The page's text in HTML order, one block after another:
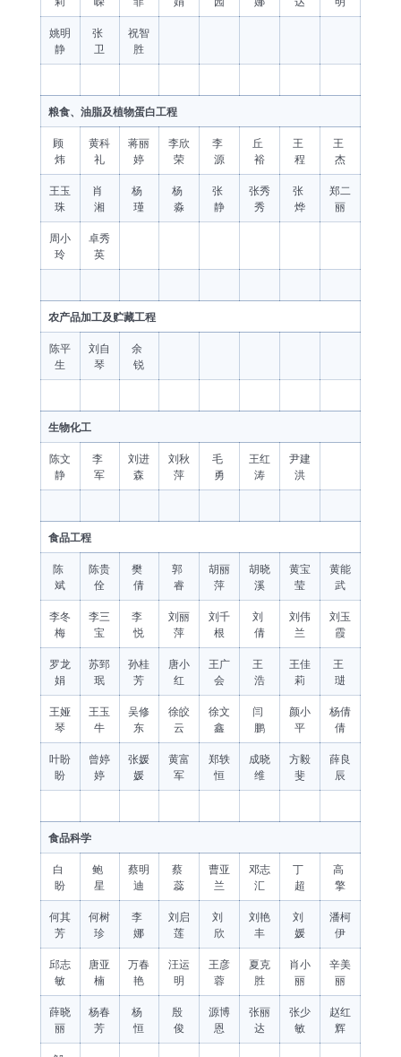
姚明
静
张
卫
祝智
胜
粮食、油脂及植物蛋白工程
顾
炜
黄科
礼
蒋丽
婷
李欣
荣
李
源
丘
裕
王
程
王
杰
王玉
珠
肖
湘
杨
瑾
杨
淼
张
静
张秀
秀
张
烨
郑二
丽
周小
玲
卓秀
英
农产品加工及贮藏工程
陈平
生
刘自
琴
余
锐
生物化工
陈文
静
李
军
刘进
森
刘秋
萍
毛
勇
王红
涛
尹建
洪
食品工程
陈
斌
陈贵
佺
樊
倩
郭
睿
胡丽
萍
胡晓
溪
黄宝
莹
黄能
武
李冬
梅
李三
宝
李
悦
刘丽
萍
刘千
根
刘
倩
刘伟
兰
刘玉
霞
罗龙
娟
苏郅
珉
孙桂
芳
唐小
红
王广
会
王
浩
王佳
莉
王
琎
王娅
琴
王玉
牛
吴修
东
徐皎
云
徐文
鑫
闫
鹏
颜小
平
杨倩
倩
叶盼
盼
曾婷
婷
张媛
媛
黄富
军
郑轶
恒
成晓
维
方毅
斐
薛良
辰
食品科学
白
盼
鲍
星
蔡明
迪
蔡
蕊
曹亚
兰
邓志
汇
丁
超
高
擎
何其
芳
何树
珍
李
娜
刘启
莲
刘
欣
刘艳
丰
刘
媛
潘柯
伊
邱志
敏
唐亚
楠
万春
艳
汪运
明
王彦
蓉
夏克
胜
肖小
丽
辛美
丽
薛晓
丽
杨春
芳
杨
恒
殷
俊
源博
恩
张丽
达
张少
敏
赵红
辉